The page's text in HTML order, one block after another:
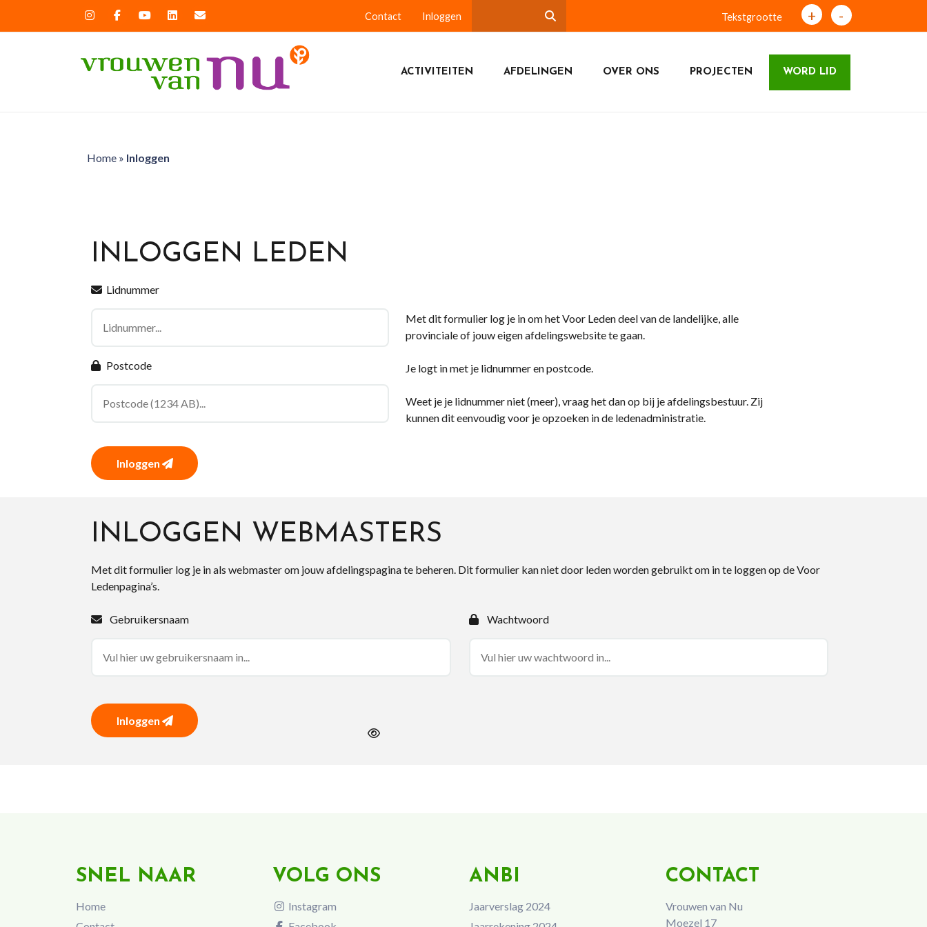
Contact Inloggen Tekstgrootte + -
ACTIVITEITEN AFDELINGEN OVER ONS PROJECTEN WORD LID
Home» Inloggen
INLOGGEN LEDEN
Lidnummer
Postcode
Inloggen
Met dit formulier log je in om het Voor Leden deel van de landelijke, alle
provinciale of jouw eigen afdelingswebsite te gaan.
Je logt in met je lidnummer en postcode.
Weet je je lidnummer niet (meer), vraag het dan op bij je afdelingsbestuur. Zij
kunnen dit eenvoudig voor je opzoeken in de ledenadministratie.
INLOGGEN WEBMASTERS
Met dit formulier log je in als webmaster om jouw afdelingspagina te beheren. Dit formulier kan niet door leden worden gebruikt om in te loggen op de Voor
Ledenpagina’s.
Gebruikersnaam Wachtwoord
Inloggen
SNEL NAAR
Home
VOLG ONS
Instagram
ANBI
Jaarverslag 2024
CONTACT
Vrouwen van Nu
Moezel 17